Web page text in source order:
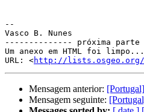
--
Vasco B. Nunes
-------------- próxima
Um anexo em HTML foi limpo...
URL: <http://lists.osgeo.org/
Mensagem anterior:
Mensagem seguinte: